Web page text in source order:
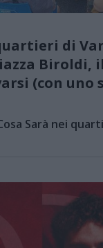
di
Biroldi,
(con uno
Sarà nei